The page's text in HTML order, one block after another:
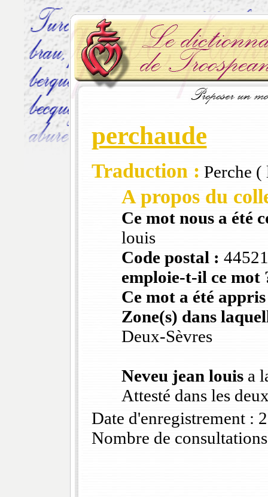
perchaude
Traduction : Perche (
A propos du
Ce mot nous a été
louis
Code postal :
emploie-t-il ce mot
Ce mot a été
Zone(s) dans
Deux-Sèvres
Neveu jean louisa
Attesté dans les
Date d'enregistrement :
Nombre de